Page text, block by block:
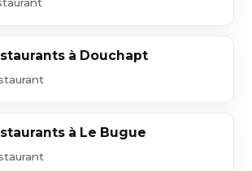
à Douchapt
à Le Bugue